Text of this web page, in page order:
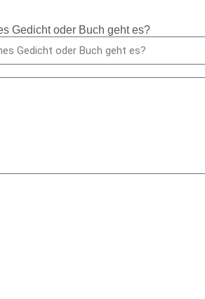
Gedicht oder Buch geht es?